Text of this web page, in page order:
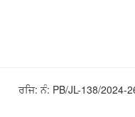
ਰਜਿ: ਨੰ: PB/JL-138/2024-